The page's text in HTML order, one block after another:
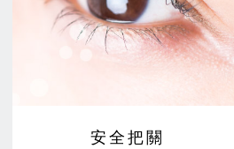
安全把關